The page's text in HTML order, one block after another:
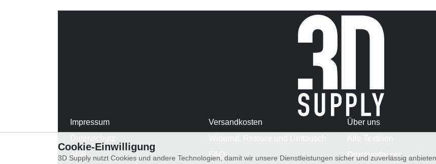
Impressum
AGB
Versandkosten
FAQ
Über uns
Druckverfahren
Cookie-Einwilligung
3D Supply nutzt Cookies und andere Technologien, damit wir unsere Dienstleistungen sicher und zuverlässig